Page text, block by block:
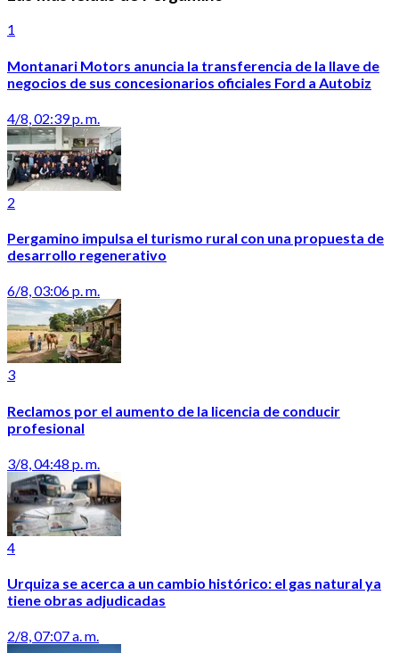
1
Montanari Motors anuncia la transferencia de la llave de
negocios de sus concesionarios oficiales Ford a Autobiz
4/8, 02:39 p. m.
2
Pergamino impulsa el turismo rural con una propuesta de
desarrollo regenerativo
6/8, 03:06 p. m.
3
Reclamos por el aumento de la licencia de conducir
profesional
3/8, 04:48 p. m.
4
Urquiza se acerca a un cambio histórico: el gas natural ya
tiene obras adjudicadas
2/8, 07:07 a. m.